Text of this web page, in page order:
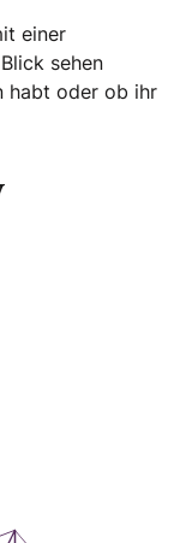
einer
sehen
habt oder ob ihr